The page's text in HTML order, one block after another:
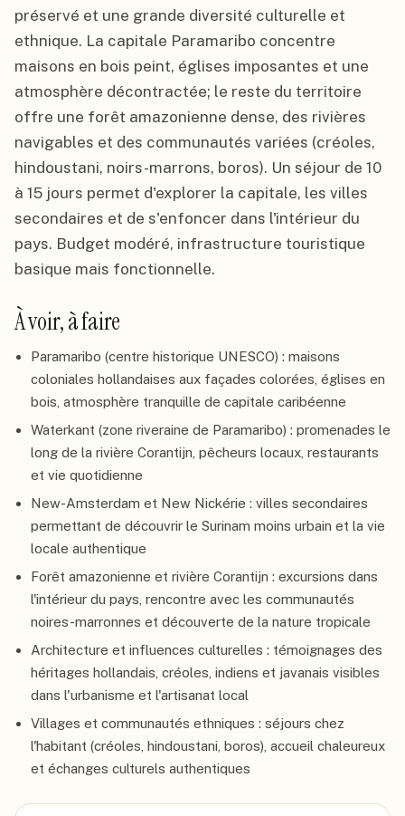
préservé et une grande diversité culturelle et
ethnique. La capitale Paramaribo concentre
maisons en bois peint, églises imposantes et une
atmosphère décontractée; le reste du territoire
offre une forêt amazonienne dense, des rivières
navigables et des communautés variées (créoles,
hindoustani, noirs-marrons, boros). Un séjour de 10
à 15 jours permet d'explorer la capitale, les villes
secondaires et de s'enfoncer dans l'intérieur du
pays. Budget modéré, infrastructure touristique
basique mais fonctionnelle.
À voir, à faire
Paramaribo (centre historique UNESCO) : maisons
coloniales hollandaises aux façades colorées, églises en
bois, atmosphère tranquille de capitale caribéenne
Waterkant (zone riveraine de Paramaribo) : promenades le
long de la rivière Corantijn, pêcheurs locaux, restaurants
et vie quotidienne
New-Amsterdam et New Nickérie : villes secondaires
permettant de découvrir le Surinam moins urbain et la vie
locale authentique
Forêt amazonienne et rivière Corantijn : excursions dans
l'intérieur du pays, rencontre avec les communautés
noires-marronnes et découverte de la nature tropicale
Architecture et influences culturelles : témoignages des
héritages hollandais, créoles, indiens et javanais visibles
dans l'urbanisme et l'artisanat local
Villages et communautés ethniques : séjours chez
l'habitant (créoles, hindoustani, boros), accueil chaleureux
et échanges culturels authentiques